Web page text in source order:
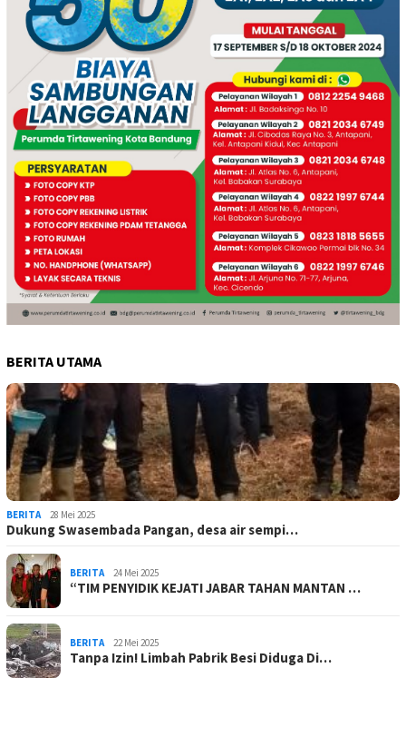
BERITA UTAMA
BERITA 28 Mei 2025
Dukung Swasembada Pangan, desa air sempi…
BERITA 24 Mei 2025
“TIM PENYIDIK KEJATI JABAR TAHAN MANTAN …
BERITA 22 Mei 2025
Tanpa Izin! Limbah Pabrik Besi Diduga Di…